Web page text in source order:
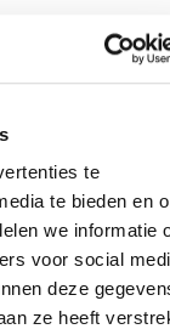
te
te bieden en
we informatie
voor social
deze
ze heeft